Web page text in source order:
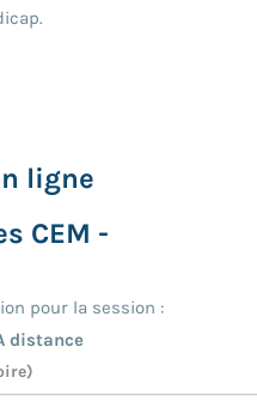
ligne
CEM -
pour la session :
distance